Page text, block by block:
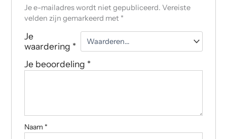
Je e-mailadres wordt niet gepubliceerd. Vereiste
velden zijn gemarkeerd met *
Je
waardering *
Je beoordeling *
Naam *